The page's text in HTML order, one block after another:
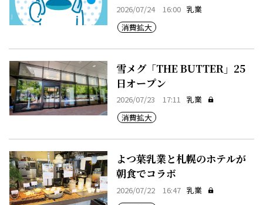
2026/07/24 16:00 乳業
消費拡大
雪メグ「THE BUTTER」25
日オープン
2026/07/23 17:11 乳業
消費拡大
よつ葉乳業と札幌のホテルが
朝食でコラボ
2026/07/22 16:47 乳業